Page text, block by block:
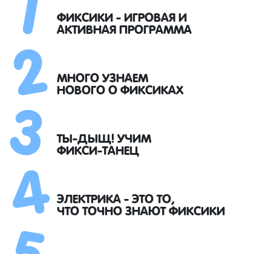
ФИКСИКИ - ИГРОВАЯ И
АКТИВНАЯ ПРОГРАММА
МНОГО УЗНАЕМ
НОВОГО О ФИКСИКАХ
ТЫ-ДЫЩ! УЧИМ
ФИКСИ-ТАНЕЦ
ЭЛЕКТРИКА - ЭТО ТО,
ЧТО ТОЧНО ЗНАЮТ ФИКСИКИ